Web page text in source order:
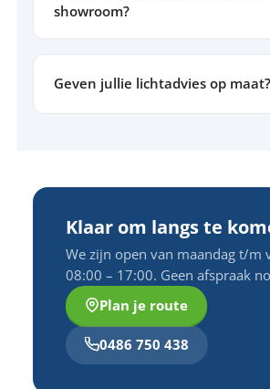
showroom?
Geven jullie lichtadvies op maat?
Klaar om langs te
We zijn open van maandag t/m
08:00 – 17:00. Geen afspraak
Plan je route
0486 750 438